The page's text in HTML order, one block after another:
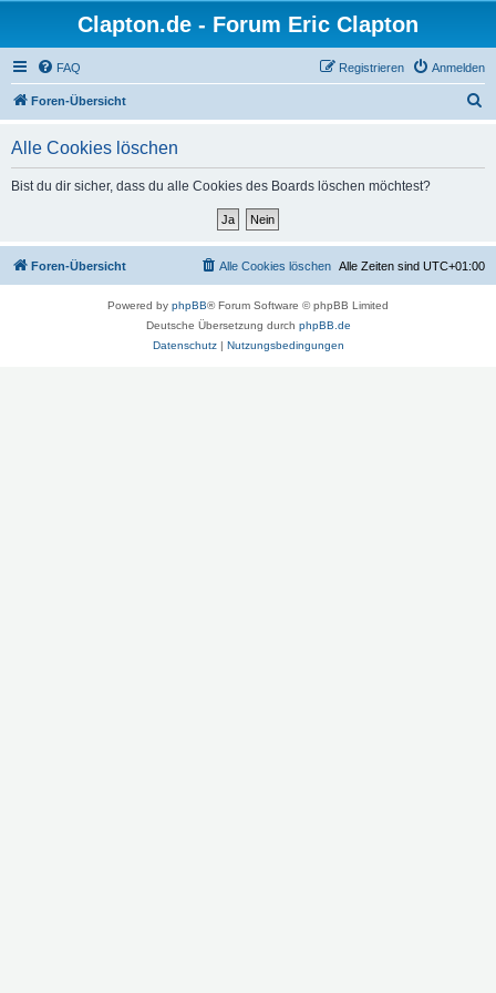
Clapton.de - Forum Eric Clapton
FAQ Anmelden
Registrieren
Foren-Übersicht
Alle Cookies löschen
Bist du dir sicher, dass du alle Cookies des Boards löschen möchtest?
Foren-Übersicht Alle Zeiten sind UTC+01:00
Alle Cookies löschen
Powered by phpBB® Forum Software © phpBB Limited
Deutsche Übersetzung durch phpBB.de
Datenschutz| Nutzungsbedingungen